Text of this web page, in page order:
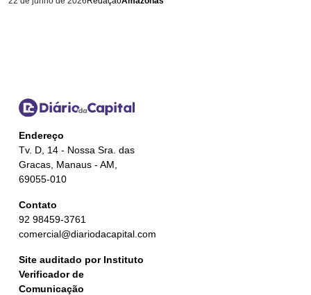
Endereço
Tv. D, 14 - Nossa Sra. das
Gracas, Manaus - AM,
69055-010
Contato
92 98459-3761
comercial@diariodacapital.com
Site auditado por Instituto
Verificador de
Comunicação